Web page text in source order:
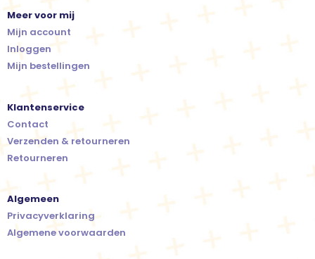
Meer voor mij
Mijn account
Inloggen
Mijn bestellingen
Klantenservice
Contact
Verzenden & retourneren
Retourneren
Algemeen
Privacyverklaring
Algemene voorwaarden